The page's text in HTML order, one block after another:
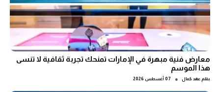
معارض فنية مبهرة في الإمارات تمنحك تجربة ثقافية لا تنسى
هذا الموسم
بقلم عهد كمال ● 07 أغسطس 2026